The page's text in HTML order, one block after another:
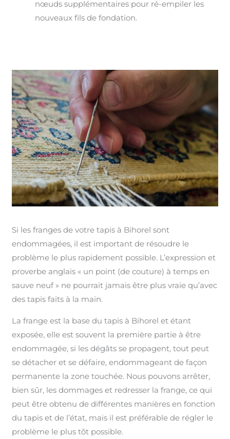
nœuds supplémentaires pour ré-empiler les
nouveaux fils de fondation.
Si les franges de votre tapis à Bihorel sont
endommagées, il est important de résoudre le
problème le plus rapidement possible. L’expression et
proverbe anglais « un point (de couture) à temps en
sauve neuf » ne pourrait jamais être plus vraie qu’avec
des tapis faits à la main.
La frange est la base du tapis à Bihorel et étant
exposée, elle est souvent la première partie à être
endommagée, si les dégâts se propagent, tout peut
se détacher et se défaire, endommageant de façon
permanente la zone touchée. Nous pouvons arrêter,
bien sûr, les dommages et redresser la frange, ce qui
peut être obtenu de différentes manières en fonction
du tapis et de l’état, mais il est préférable de régler le
problème le plus tôt possible.